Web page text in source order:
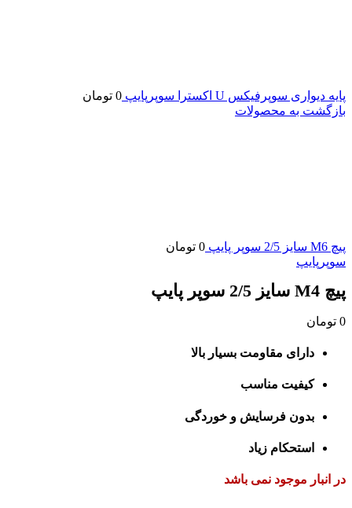
پایه دیواری سوپرفیکس U اکسترا سوپرپایپ 0 تومان
بازگشت به محصولات
پیچ M6 سایز 2/5 سوپر پایپ 0 تومان
سوپرپایپ
پیچ M4 سایز 2/5 سوپر پایپ
0 تومان
دارای مقاومت بسیار بالا
کیفیت مناسب
بدون فرسایش و خوردگی
استحکام زیاد
در انبار موجود نمی باشد